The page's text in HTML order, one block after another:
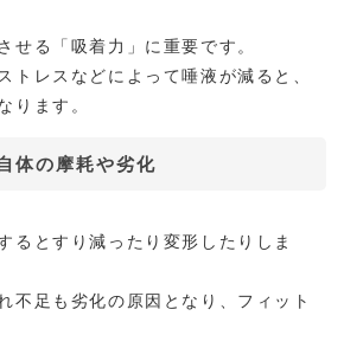
せる「吸着力」に重要です。
トレスなどによって唾液が減ると、
ります。
体の摩耗や劣化
るとすり減ったり変形したりしま
不足も劣化の原因となり、フィット